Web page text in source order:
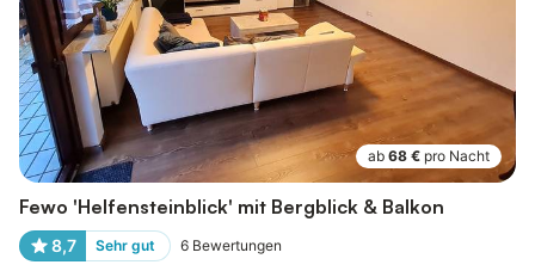
ab 68 € pro Nacht
Fewo 'Helfensteinblick' mit Bergblick & Balkon
8,7 Sehr gut 6 Bewertungen